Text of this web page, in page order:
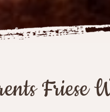
Friese